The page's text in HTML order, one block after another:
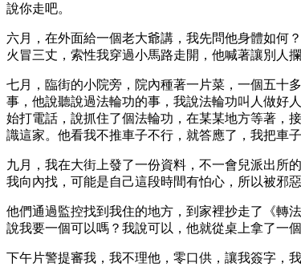
說你走吧。
六月，在外面給一個老大爺講，我先問他身體如何
火冒三丈，索性我穿過小馬路走開，他喊著讓別人
七月，臨街的小院旁，院內種著一片菜，一個五十
事，他說聽說過法輪功的事，我說法輪功叫人做好
始打電話，說抓住了個法輪功，在某某地方等著，
識這家。他看我不推車子不行，就答應了，我把車
九月，我在大街上發了一份資料，不一會兒派出所
我向內找，可能是自己這段時間有怕心，所以被邪惡
他們通過監控找到我住的地方，到家裡抄走了《轉
說我要一個可以嗎？我說可以，他就從桌上拿了一
下午片警提審我，我不理他，零口供，讓我簽字，